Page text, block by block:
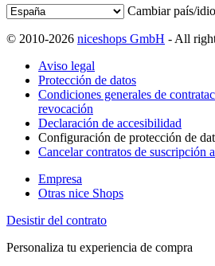
Cambiar país/
© 2010-2026 niceshops GmbH - All
Aviso legal
Protección de datos
Condiciones generales de
revocación
Declaración de accesibilidad
Configuración de protección de
Cancelar contratos de suscripción
Empresa
Otras nice Shops
Desistir del contrato
Personaliza tu experiencia de compra